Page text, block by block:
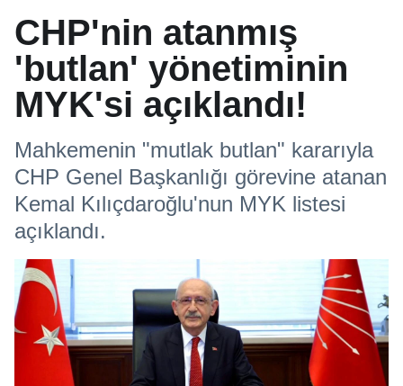
CHP'nin atanmış
'butlan' yönetiminin
MYK'si açıklandı!
Mahkemenin "mutlak butlan" kararıyla
CHP Genel Başkanlığı görevine atanan
Kemal Kılıçdaroğlu'nun MYK listesi
açıklandı.